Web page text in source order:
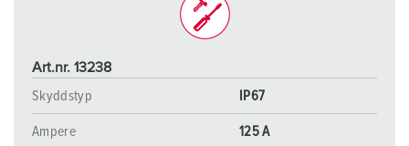
Art.nr. 13238
Skyddstyp
IP67
Ampere 125 A